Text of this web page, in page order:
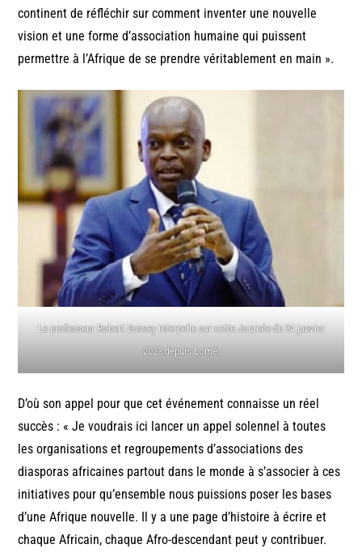
continent de réfléchir sur comment inventer une nouvelle
vision et une forme d’association humaine qui puissent
permettre à l’Afrique de se prendre véritablement en main ».
Le professeur Robert Dussey interpelle sur cette Journée du 24 janvier
2023 depuis Lomé.
D’où son appel pour que cet événement connaisse un réel
succès : « Je voudrais ici lancer un appel solennel à toutes
les organisations et regroupements d’associations des
diasporas africaines partout dans le monde à s’associer à ces
initiatives pour qu’ensemble nous puissions poser les bases
d’une Afrique nouvelle. Il y a une page d’histoire à écrire et
chaque Africain, chaque Afro-descendant peut y contribuer.